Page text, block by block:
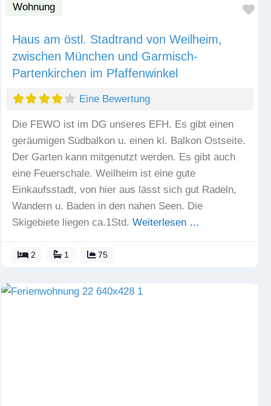
Wohnung
Haus am östl. Stadtrand von Weilheim,
zwischen München und Garmisch-
Partenkirchen im Pfaffenwinkel
Eine Bewertung
Die FEWO ist im DG unseres EFH. Es gibt einen
geräumigen Südbalkon u. einen kl. Balkon Ostseite.
Der Garten kann mitgenutzt werden. Es gibt auch
eine Feuerschale. Weilheim ist eine gute
Einkaufsstadt, von hier aus lässt sich gut Radeln,
Wandern u. Baden in den nahen Seen. Die
Skigebiete liegen ca.1Std. Weiterlesen …
2 1 75